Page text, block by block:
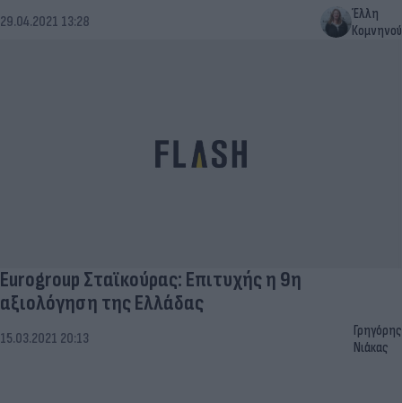
29.04.2021 13:28
Έλλη
Κομνηνού
Eurogroup Σταϊκούρας: Eπιτυχής η 9η
αξιολόγηση της Ελλάδας
15.03.2021 20:13
Γρηγόρης
Νιάκας